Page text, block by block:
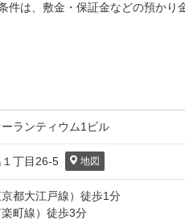
は、敷金・保証金などの預かり
ランティウム1ビル
丁目 26-5 地図
都大江戸線） 徒歩1分
町線） 徒歩3分